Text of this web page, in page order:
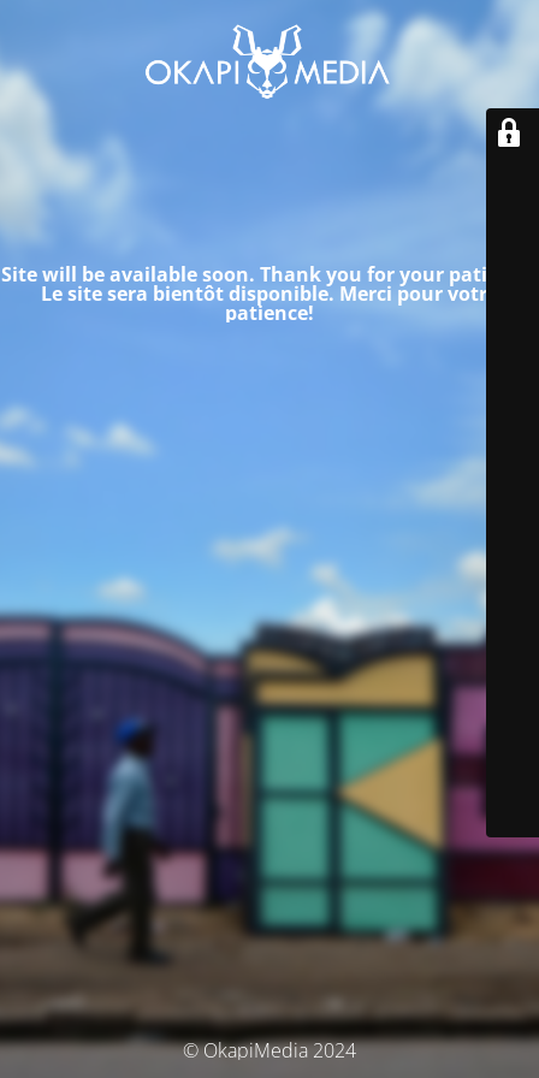
Site will be available soon. Thank you for your patience!
Le site sera bientôt disponible. Merci pour votre
patience!
© OkapiMedia 2024